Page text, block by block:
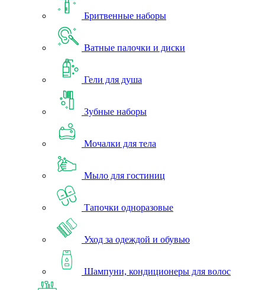
Бритвенные наборы
Ватные палочки и диски
Гели для душа
Зубные наборы
Мочалки для тела
Мыло для гостиниц
Тапочки одноразовые
Уход за одеждой и обувью
Шампуни, кондиционеры для волос